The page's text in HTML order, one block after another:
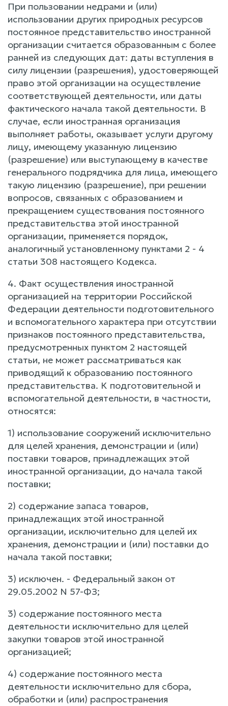
При пользовании недрами и (или)
использовании других природных ресурсов
постоянное представительство иностранной
организации считается образованным с более
ранней из следующих дат: даты вступления в
силу лицензии (разрешения), удостоверяющей
право этой организации на осуществление
соответствующей деятельности, или даты
фактического начала такой деятельности. В
случае, если иностранная организация
выполняет работы, оказывает услуги другому
лицу, имеющему указанную лицензию
(разрешение) или выступающему в качестве
генерального подрядчика для лица, имеющего
такую лицензию (разрешение), при решении
вопросов, связанных с образованием и
прекращением существования постоянного
представительства этой иностранной
организации, применяется порядок,
аналогичный установленному пунктами 2 - 4
статьи 308 настоящего Кодекса.
4. Факт осуществления иностранной
организацией на территории Российской
Федерации деятельности подготовительного
и вспомогательного характера при отсутствии
признаков постоянного представительства,
предусмотренных пунктом 2 настоящей
статьи, не может рассматриваться как
приводящий к образованию постоянного
представительства. К подготовительной и
вспомогательной деятельности, в частности,
относятся:
1) использование сооружений исключительно
для целей хранения, демонстрации и (или)
поставки товаров, принадлежащих этой
иностранной организации, до начала такой
поставки;
2) содержание запаса товаров,
принадлежащих этой иностранной
организации, исключительно для целей их
хранения, демонстрации и (или) поставки до
начала такой поставки;
3) исключен. - Федеральный закон от
29.05.2002 N 57-ФЗ;
3) содержание постоянного места
деятельности исключительно для целей
закупки товаров этой иностранной
организацией;
4) содержание постоянного места
деятельности исключительно для сбора,
обработки и (или) распространения